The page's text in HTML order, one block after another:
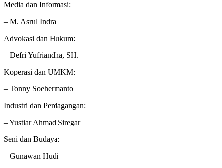
Media dan Informasi:
– M. Asrul Indra
Advokasi dan Hukum:
– Defri Yufriandha, SH.
Koperasi dan UMKM:
– Tonny Soehermanto
Industri dan Perdagangan:
– Yustiar Ahmad Siregar
Seni dan Budaya:
– Gunawan Hudi